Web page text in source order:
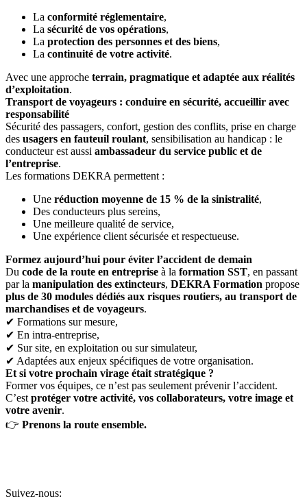
La conformité réglementaire,
La sécurité de vos opérations,
La protection des personnes et des biens,
La continuité de votre activité.
Avec une approche terrain, pragmatique et adaptée aux réalités
d’exploitation.
Transport de voyageurs : conduire en sécurité, accueillir avec
responsabilité
Sécurité des passagers, confort, gestion des conflits, prise en charge
des usagers en fauteuil roulant, sensibilisation au handicap : le
conducteur est aussi ambassadeur du service public et de
l’entreprise.
Les formations DEKRA permettent :
Une réduction moyenne de 15 % de la sinistralité,
Des conducteurs plus sereins,
Une meilleure qualité de service,
Une expérience client sécurisée et respectueuse.
Formez aujourd’hui pour éviter l’accident de demain
Du code de la route en entreprise à la formation SST, en passant
par la manipulation des extincteurs, DEKRA Formation propose
plus de 30 modules dédiés aux risques routiers, au transport de
marchandises et de voyageurs.
✔ Formations sur mesure,
✔ En intra-entreprise,
✔ Sur site, en exploitation ou sur simulateur,
✔ Adaptées aux enjeux spécifiques de votre organisation.
Et si votre prochain virage était stratégique ?
Former vos équipes, ce n’est pas seulement prévenir l’accident.
C’est protéger votre activité, vos collaborateurs, votre image et
votre avenir.
👉 Prenons la route ensemble.
Suivez-nous: